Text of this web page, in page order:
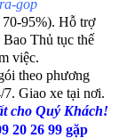
gop
95%). Hỗ trợ
Thủ tục thế
việc.
theo phương
7. Giao xe tại nơi.
cho Quý Khách!
20 26 99 gặp